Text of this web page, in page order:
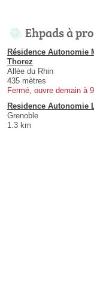
Ehpads à
Résidence Autonomie
Thorez
Allée du Rhin
435 mètres
Fermé, ouvre demain à
Residence Autonomie
Grenoble
1.3 km